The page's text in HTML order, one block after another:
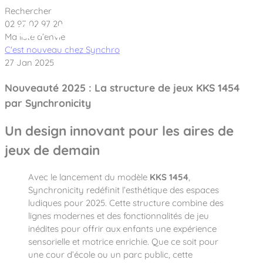
Cookies management panel
Créateur et fabricant d’aires de jeux &
équipements sportifs
Nos dernières actualités
À propos
Nos engagements
Notre partenariat avec l’association Rêves de clown
Nos Garanties
Notre concept
Aires de jeux Bikini & Bermuda®
Tous nos jeux
Jeux inclusifs
Sport & Fitness Sport&Co®
Agrès fitness
Mobilier & accessoires
Rechercher
02 97 02 97 20
Ma liste d’envie
C'est nouveau chez Synchro
27 Jan 2025
Nouveauté 2025 : La structure de jeux KKS 1454
par Synchronicity
Un design innovant pour les aires de
jeux de demain
Avec le lancement du modèle KKS 1454,
Synchronicity redéfinit l’esthétique des espaces
ludiques pour 2025. Cette structure combine des
lignes modernes et des fonctionnalités de jeu
inédites pour offrir aux enfants une expérience
sensorielle et motrice enrichie. Que ce soit pour
une cour d’école ou un parc public, cette